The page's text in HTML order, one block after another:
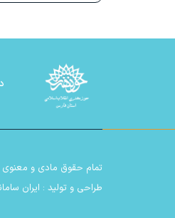
تمام حقوق مادی و معنوی
طراحی و تولید : ایران